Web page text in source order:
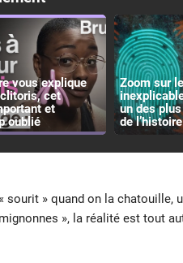
vous explique
clitoris, cet
et
oublié
Zoom sur
un des
de l’histoire
sourit » quand on la
», la réalité est tout